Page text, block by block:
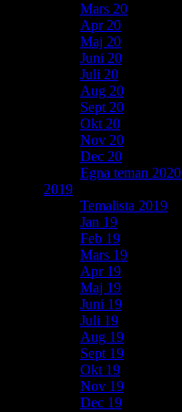
Mars 20
Apr 20
Maj 20
Juni 20
Juli 20
Aug 20
Sept 20
Okt 20
Nov 20
Dec 20
Egna teman 2020
2019
Temalista 2019
Jan 19
Feb 19
Mars 19
Apr 19
Maj 19
Juni 19
Juli 19
Aug 19
Sept 19
Okt 19
Nov 19
Dec 19